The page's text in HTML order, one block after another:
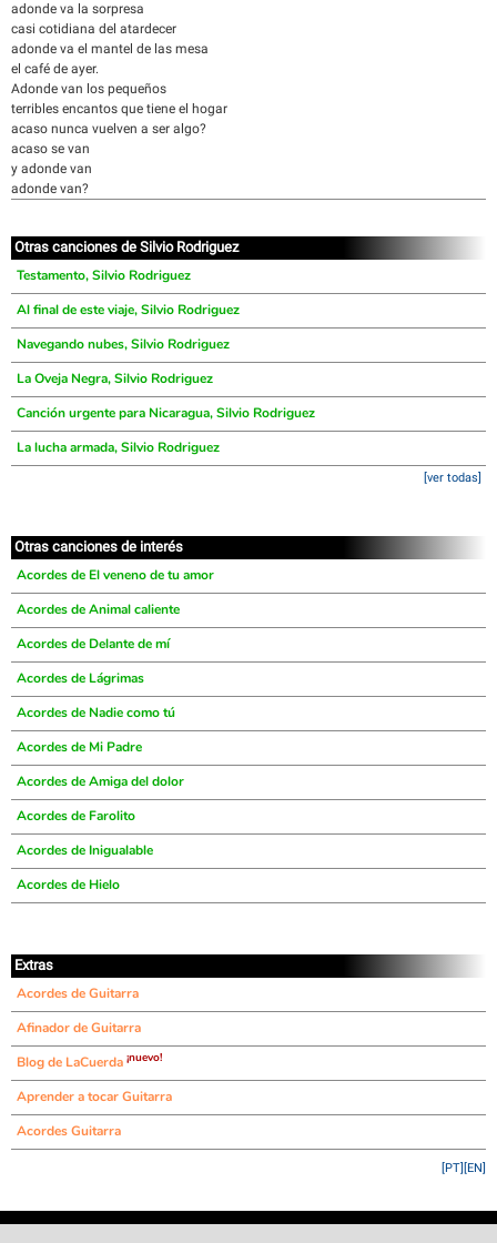
adonde va la sorpresa
casi cotidiana del atardecer
adonde va el mantel de las mesa
el café de ayer.
Adonde van los pequeños
terribles encantos que tiene el hogar
acaso nunca vuelven a ser algo?
acaso se van
y adonde van
adonde van?
Otras canciones de Silvio Rodriguez
Testamento, Silvio Rodriguez
Al final de este viaje, Silvio Rodriguez
Navegando nubes, Silvio Rodriguez
La Oveja Negra, Silvio Rodriguez
Canción urgente para Nicaragua, Silvio Rodriguez
La lucha armada, Silvio Rodriguez
[ver todas]
Otras canciones de interés
Acordes de El veneno de tu amor
Acordes de Animal caliente
Acordes de Delante de mí
Acordes de Lágrimas
Acordes de Nadie como tú
Acordes de Mi Padre
Acordes de Amiga del dolor
Acordes de Farolito
Acordes de Inigualable
Acordes de Hielo
Extras
Acordes de Guitarra
Afinador de Guitarra
Blog de LaCuerda ¡nuevo!
Aprender a tocar Guitarra
Acordes Guitarra
[EN]
[PT]